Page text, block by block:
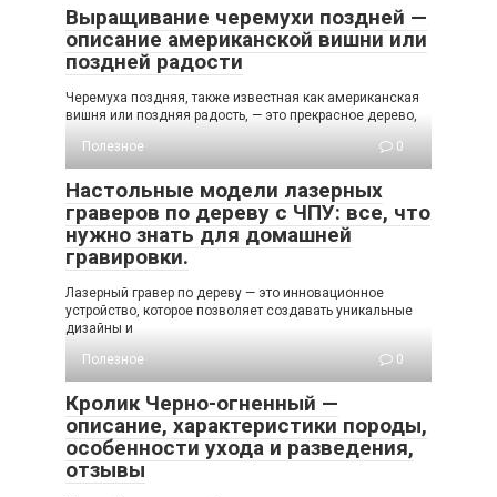
Выращивание черемухи поздней —
описание американской вишни или
поздней радости
Черемуха поздняя, также известная как американская
вишня или поздняя радость, — это прекрасное дерево,
Полезное
0
Настольные модели лазерных
граверов по дереву с ЧПУ: все, что
нужно знать для домашней
гравировки.
Лазерный гравер по дереву — это инновационное
устройство, которое позволяет создавать уникальные
дизайны и
Полезное
0
Кролик Черно-огненный —
описание, характеристики породы,
особенности ухода и разведения,
отзывы